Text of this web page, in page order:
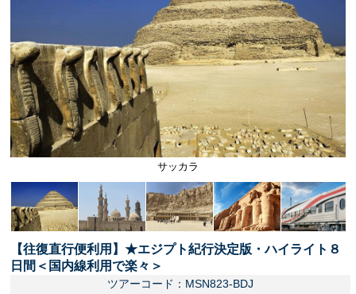
アズハル・モスク
【往復直行便利用】★エジプト紀行決定版・ハイライト８
日間＜国内線利用で楽々＞
ツアーコード：MSN823-BDJ